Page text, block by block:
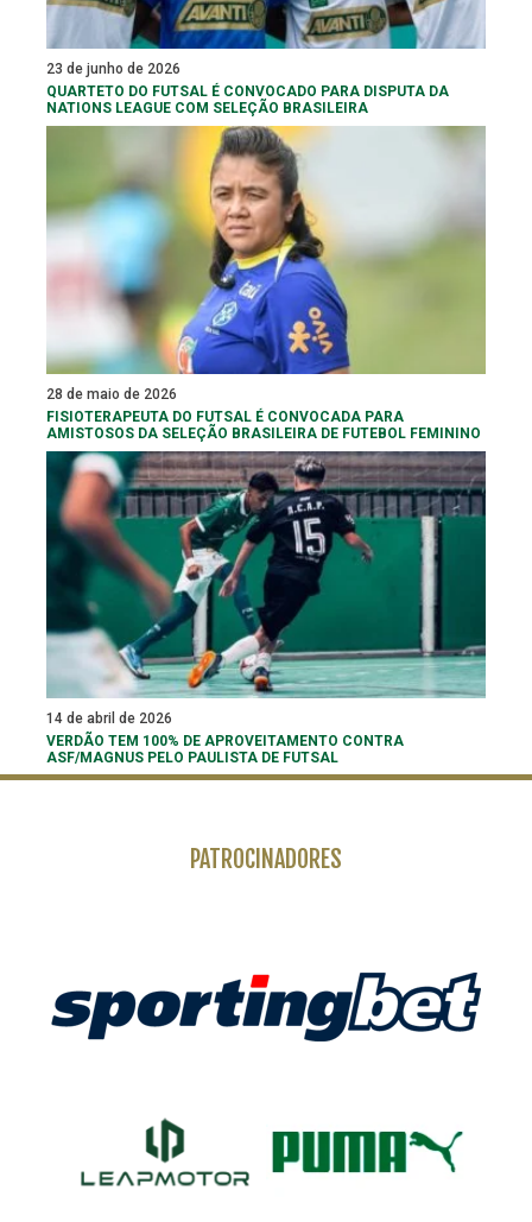
23 de junho de 2026
QUARTETO DO FUTSAL É CONVOCADO PARA DISPUTA DA
NATIONS LEAGUE COM SELEÇÃO BRASILEIRA
28 de maio de 2026
FISIOTERAPEUTA DO FUTSAL É CONVOCADA PARA
AMISTOSOS DA SELEÇÃO BRASILEIRA DE FUTEBOL FEMININO
14 de abril de 2026
VERDÃO TEM 100% DE APROVEITAMENTO CONTRA
ASF/MAGNUS PELO PAULISTA DE FUTSAL
PATROCINADORES